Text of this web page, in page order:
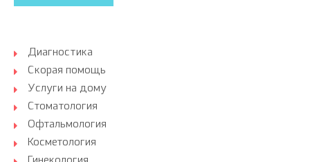
Диагностика
Скорая помощь
Услуги на дому
Стоматология
Офтальмология
Косметология